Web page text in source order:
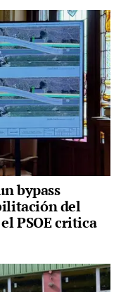
bypass
del
PSOE critica